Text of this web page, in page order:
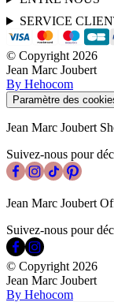
SERVICE
© Copyright 2026
Jean Marc Joubert
By Hehocom
Paramètre des
Jean Marc Joubert
Suivez-nous pour
Jean Marc Joubert
Suivez-nous pour
© Copyright 2026
Jean Marc Joubert
By Hehocom